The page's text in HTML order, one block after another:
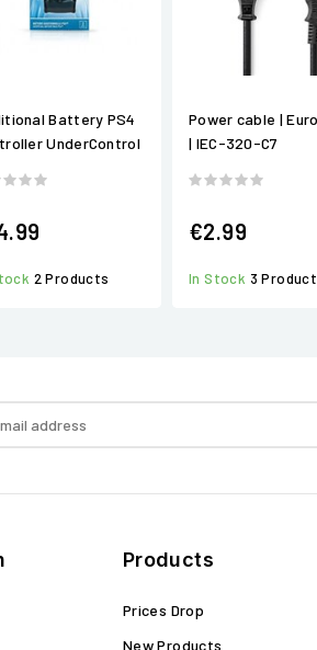
Battery PS4
UnderControl
2 Products
Power cable |
| IEC-320-C7
€2.99
In Stock 3
Products
Prices Drop
New Products